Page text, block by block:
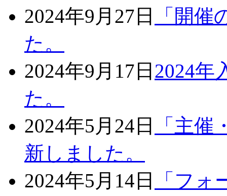
2024年9月27日
「開
た。
2024年9月17日 2024年
た。
2024年5月24日
「主
新しました。
2024年5月14日
「フ